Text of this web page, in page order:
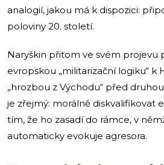
analogií, jakou má k dispozici:
poloviny 20. století.
Naryškin přitom ve svém projevu
evropskou „militarizační logiku“ k
„hrozbou z Východu“ před
je zřejmý: morálně diskvalifikovat
tím, že ho zasadí do rámce, v
automaticky evokuje agresora.